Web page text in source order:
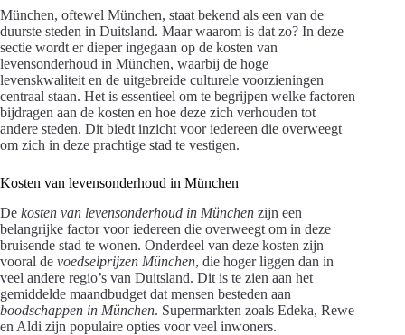
München, oftewel München, staat bekend als een van de
duurste steden in Duitsland. Maar waarom is dat zo? In deze
sectie wordt er dieper ingegaan op de kosten van
levensonderhoud in München, waarbij de hoge
levenskwaliteit en de uitgebreide culturele voorzieningen
centraal staan. Het is essentieel om te begrijpen welke factoren
bijdragen aan de kosten en hoe deze zich verhouden tot
andere steden. Dit biedt inzicht voor iedereen die overweegt
om zich in deze prachtige stad te vestigen.
Kosten van levensonderhoud in München
De kosten van levensonderhoud in München zijn een
belangrijke factor voor iedereen die overweegt om in deze
bruisende stad te wonen. Onderdeel van deze kosten zijn
vooral de voedselprijzen München, die hoger liggen dan in
veel andere regio’s van Duitsland. Dit is te zien aan het
gemiddelde maandbudget dat mensen besteden aan
boodschappen in München. Supermarkten zoals Edeka, Rewe
en Aldi zijn populaire opties voor veel inwoners.